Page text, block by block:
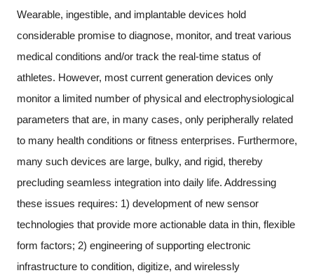
Wearable, ingestible, and implantable devices hold
considerable promise to diagnose, monitor, and treat various
medical conditions and/or track the real-time status of
athletes. However, most current generation devices only
monitor a limited number of physical and electrophysiological
parameters that are, in many cases, only peripherally related
to many health conditions or fitness enterprises. Furthermore,
many such devices are large, bulky, and rigid, thereby
precluding seamless integration into daily life. Addressing
these issues requires: 1) development of new sensor
technologies that provide more actionable data in thin, flexible
form factors; 2) engineering of supporting electronic
infrastructure to condition, digitize, and wirelessly